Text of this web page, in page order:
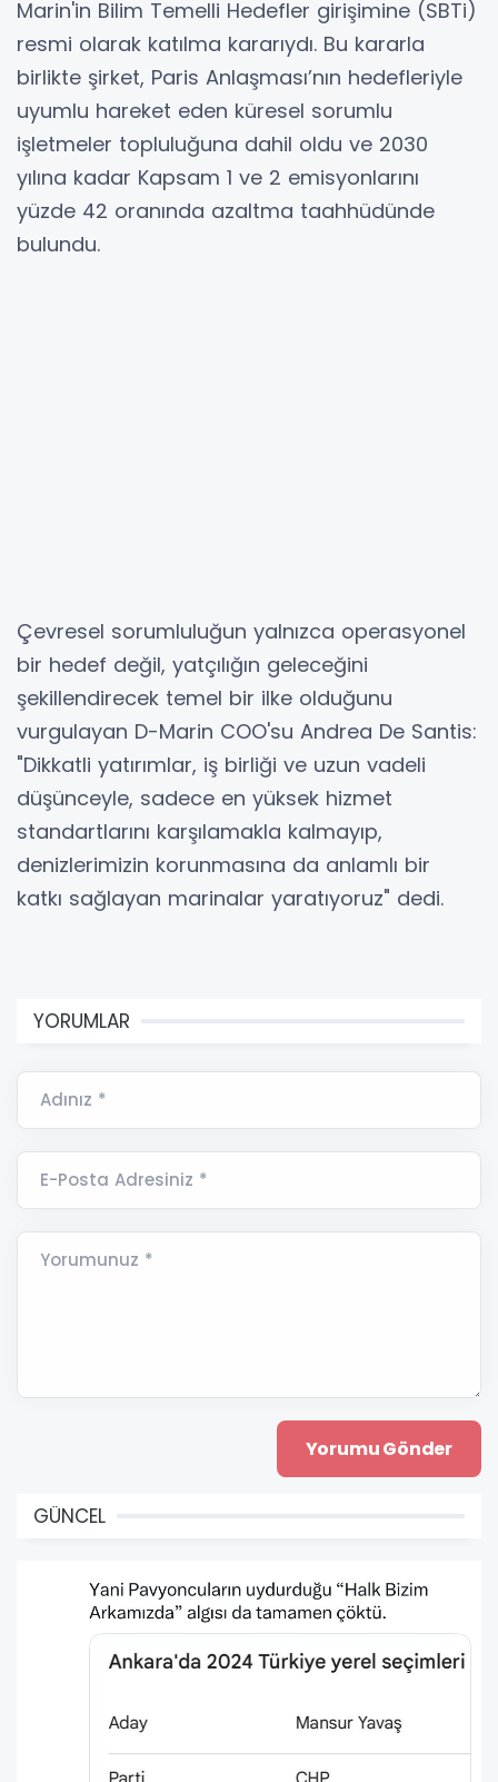
Marin'in Bilim Temelli Hedefler girişimine (SBTi)
resmi olarak katılma kararıydı. Bu kararla
birlikte şirket, Paris Anlaşması’nın hedefleriyle
uyumlu hareket eden küresel sorumlu
işletmeler topluluğuna dahil oldu ve 2030
yılına kadar Kapsam 1 ve 2 emisyonlarını
yüzde 42 oranında azaltma taahhüdünde
bulundu.
Çevresel sorumluluğun yalnızca operasyonel
bir hedef değil, yatçılığın geleceğini
şekillendirecek temel bir ilke olduğunu
vurgulayan D-Marin COO'su Andrea De Santis:
"Dikkatli yatırımlar, iş birliği ve uzun vadeli
düşünceyle, sadece en yüksek hizmet
standartlarını karşılamakla kalmayıp,
denizlerimizin korunmasına da anlamlı bir
katkı sağlayan marinalar yaratıyoruz" dedi.
YORUMLAR
Adınız *
E-Posta Adresiniz *
Yorumunuz *
GÜNCEL